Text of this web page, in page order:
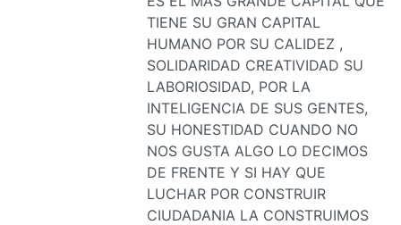
TIENE SU GRAN CAPITAL
HUMANO POR SU CALIDEZ ,
SOLIDARIDAD CREATIVIDAD SU
LABORIOSIDAD, POR LA
INTELIGENCIA DE SUS GENTES,
SU HONESTIDAD CUANDO NO
NOS GUSTA ALGO LO DECIMOS
DE FRENTE Y SI HAY QUE
LUCHAR POR CONSTRUIR
CIUDADANIA LA CONSTRUIMOS